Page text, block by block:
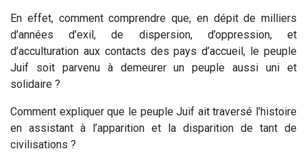
En effet, comment comprendre que, en dépit de milliers
d’années d’exil, de dispersion, d’oppression, et
d’acculturation aux contacts des pays d’accueil, le peuple
Juif soit parvenu à demeurer un peuple aussi uni et
solidaire ?
Comment expliquer que le peuple Juif ait traversé l’histoire
en assistant à l’apparition et la disparition de tant de
civilisations ?